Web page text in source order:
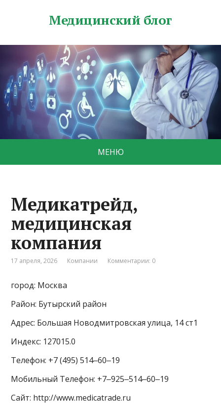
Медицинский блог
МЕНЮ
Медикатрейд,
медицинская
компания
17 апреля, 2026 Компании Комментарии: 0
город: Москва
Район: Бутырский район
Адрес: Большая Новодмитровская улица, 14 ст1
Индекс: 127015.0
Телефон: +7 (495) 514‒60‒19
Мобильный Телефон: +7‒925‒514‒60‒19
Сайт: http://www.medicatrade.ru